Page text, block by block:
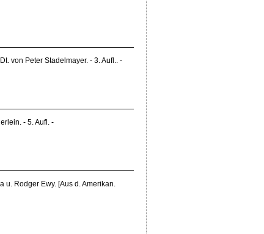
von Peter Stadelmayer. - 3. Aufl.. -
- 5. Aufl. -
u. Rodger Ewy. [Aus d. Amerikan.